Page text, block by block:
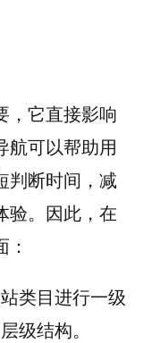
，它直接影响
航可以帮助用
判断时间，减
验。因此，在
类目进行一级
级结构。